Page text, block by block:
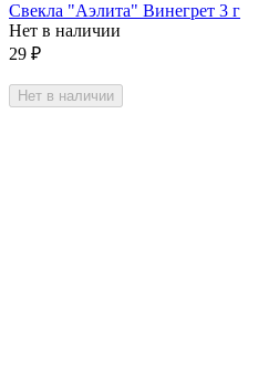
Свекла "Аэлита" Винегрет 3 г
Нет в наличии
29 ₽
Нет в наличии